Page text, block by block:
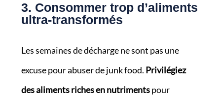
3. Consommer trop d’aliments
ultra-transformés
Les semaines de décharge ne sont pas une
excuse pour abuser de junk food. Privilégiez
des aliments riches en nutrimentspour